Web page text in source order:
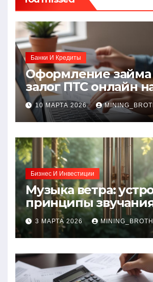
Банки И Кредиты
Оформление
залог ПТС онлайн
без визита в офис:
требования и
10 МАРТА 2026
Бизнес И Инвестиции
Музыка ветра:
принципы
колокольчиков
3 МАРТА 2026 MINING_BROTH